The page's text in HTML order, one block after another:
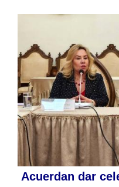
Acuerdan dar